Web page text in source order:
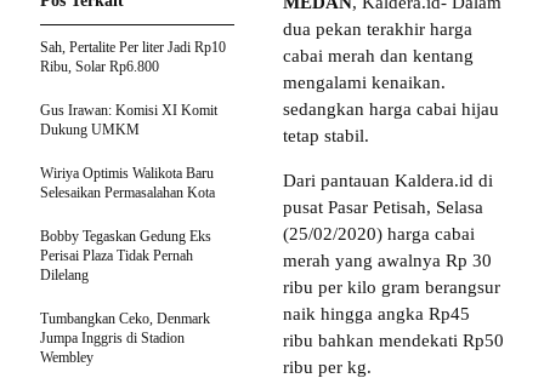
dua pekan terakhir harga
cabai merah dan kentang
mengalami kenaikan.
sedangkan harga cabai hijau
tetap stabil.
Dari pantauan Kaldera.id di
pusat Pasar Petisah, Selasa
(25/02/2020) harga cabai
merah yang awalnya Rp 30
ribu per kilo gram berangsur
naik hingga angka Rp45
ribu bahkan mendekati Rp50
ribu per kg.
Sah, Pertalite Per liter Jadi Rp10
Ribu, Solar Rp6.800
Gus Irawan: Komisi XI Komit
Dukung UMKM
Wiriya Optimis Walikota Baru
Selesaikan Permasalahan Kota
Bobby Tegaskan Gedung Eks
Perisai Plaza Tidak Pernah
Dilelang
Tumbangkan Ceko, Denmark
Jumpa Inggris di Stadion
Wembley